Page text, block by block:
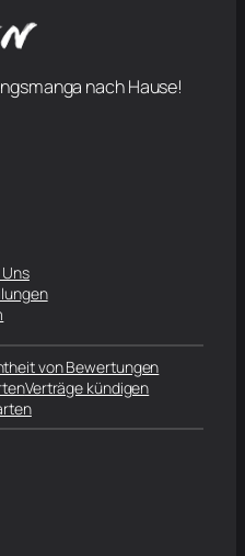
nach Hause!
von Bewertungen
Verträge kündigen